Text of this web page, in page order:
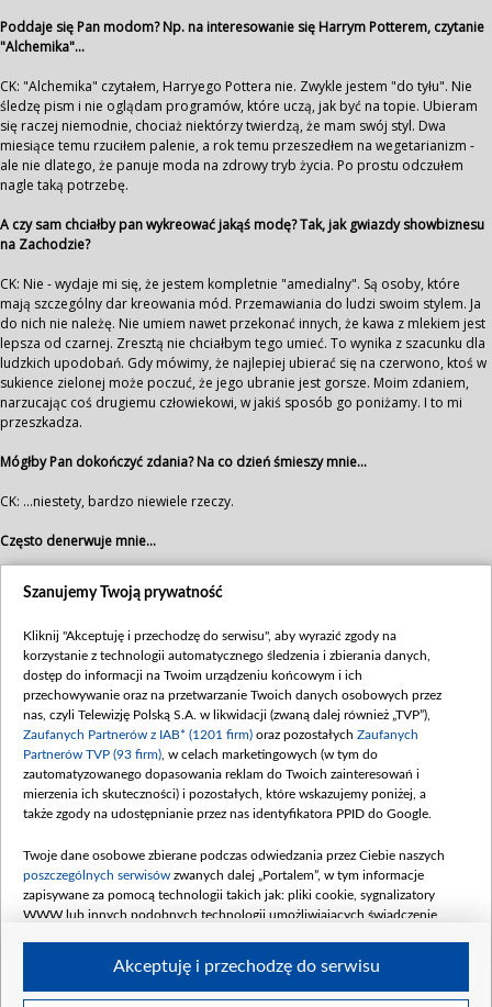
Poddaje się Pan modom? Np. na interesowanie się Harrym Potterem, czytanie
"Alchemika"...
CK: "Alchemika" czytałem, Harryego Pottera nie. Zwykle jestem "do tyłu". Nie
śledzę pism i nie oglądam programów, które uczą, jak być na topie. Ubieram
się raczej niemodnie, chociaż niektórzy twierdzą, że mam swój styl. Dwa
miesiące temu rzuciłem palenie, a rok temu przeszedłem na wegetarianizm -
ale nie dlatego, że panuje moda na zdrowy tryb życia. Po prostu odczułem
nagle taką potrzebę.
A czy sam chciałby pan wykreować jakąś modę? Tak, jak gwiazdy showbiznesu
na Zachodzie?
CK: Nie - wydaje mi się, że jestem kompletnie "amedialny". Są osoby, które
mają szczególny dar kreowania mód. Przemawiania do ludzi swoim stylem. Ja
do nich nie należę. Nie umiem nawet przekonać innych, że kawa z mlekiem jest
lepsza od czarnej. Zresztą nie chciałbym tego umieć. To wynika z szacunku dla
ludzkich upodobań. Gdy mówimy, że najlepiej ubierać się na czerwono, ktoś w
sukience zielonej może poczuć, że jego ubranie jest gorsze. Moim zdaniem,
narzucając coś drugiemu człowiekowi, w jakiś sposób go poniżamy. I to mi
przeszkadza.
Mógłby Pan dokończyć zdania? Na co dzień śmieszy mnie...
CK: ...niestety, bardzo niewiele rzeczy.
Często denerwuje mnie...
CK: ...że zostanę sam.
Najważniejsze w życiu jest...
CK: Dla mnie najważniejsza jest rodzina. Trzeba znaleźć partnera, z którym się
przejdzie przez całe życie, z którym chce się mieć dzieci: kochać je i wychować.
Tylko to się liczy.
CK: Tak, mam córkę. I wspaniałą mamę tej córki!
Rozmawiała: Małgorzata Karnaszewska
Szanujemy Twoją prywatność
Kliknij "Akceptuję i przechodzę do serwisu", aby wyrazić zgody na
korzystanie z technologii automatycznego śledzenia i zbierania danych,
dostęp do informacji na Twoim urządzeniu końcowym i ich
przechowywanie oraz na przetwarzanie Twoich danych osobowych przez
nas, czyli Telewizję Polską S.A. w likwidacji (zwaną dalej również „TVP”),
Zaufanych Partnerów z IAB* (1201 firm) oraz pozostałych Zaufanych
Partnerów TVP (93 firm) , w celach marketingowych (w tym do
zautomatyzowanego dopasowania reklam do Twoich zainteresowań i
mierzenia ich skuteczności) i pozostałych, które wskazujemy poniżej, a
także zgody na udostępnianie przez nas identyfikatora PPID do Google.
Twoje dane osobowe zbierane podczas odwiedzania przez Ciebie naszych
poszczególnych serwisów zwanych dalej „Portalem”, w tym informacje
zapisywane za pomocą technologii takich jak: pliki cookie, sygnalizatory
WWW lub innych podobnych technologii umożliwiających świadczenie
Akceptuję i przechodzę do serwisu